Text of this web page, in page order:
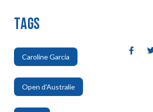
TAGS
Caroline Garcia
,
Open d'Australie
,